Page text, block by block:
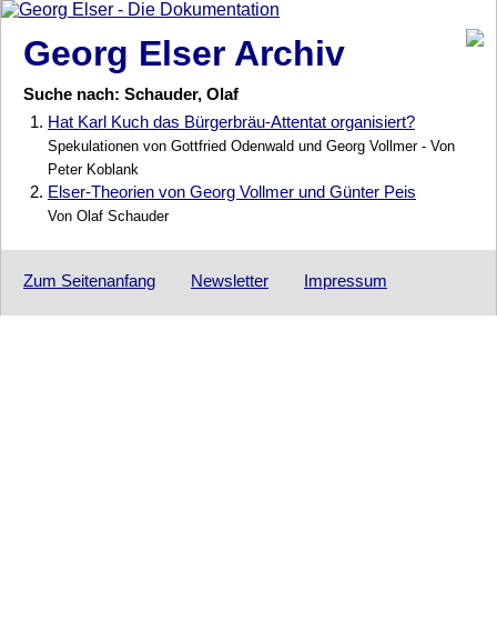
Georg Elser Archiv
Suche nach: Schauder, Olaf
1. Hat Karl Kuch das Bürgerbräu-Attentat organisiert?
Spekulationen von Gottfried Odenwald und Georg Vollmer - Von
Peter Koblank
2. Elser-Theorien von Georg Vollmer und Günter Peis
Von Olaf Schauder
Zum Seitenanfang Newsletter Impressum